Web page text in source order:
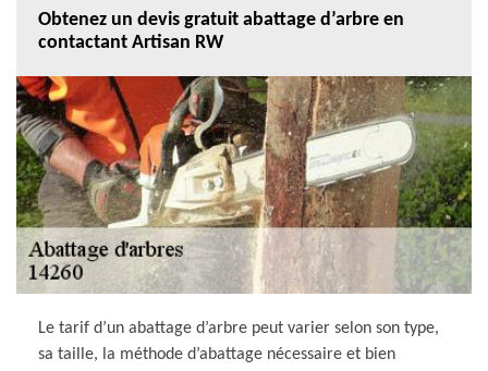
Obtenez un devis gratuit abattage d’arbre en
contactant Artisan RW
Le tarif d’un abattage d’arbre peut varier selon son type,
sa taille, la méthode d’abattage nécessaire et bien